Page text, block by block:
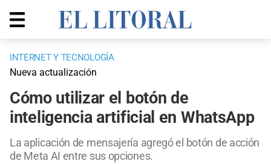
INTERNET Y TECNOLOGÍA
Nueva actualización
Cómo utilizar el botón de
inteligencia artificial en WhatsApp
La aplicación de mensajería agregó el botón de acción
de Meta AI entre sus opciones.